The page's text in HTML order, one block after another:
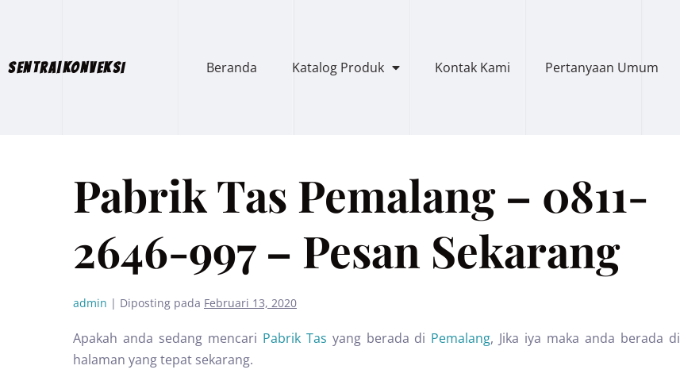
SENTRA|KONVEKSI Beranda Katalog Produk Kontak Kami Pertanyaan Umum
Pabrik Tas Pemalang – 0811-
2646-997 – Pesan Sekarang
admin | Diposting pada Februari 13, 2020
Apakah anda sedang mencari Pabrik Tas yang berada di Pemalang, Jika iya maka anda berada di
halaman yang tepat sekarang.